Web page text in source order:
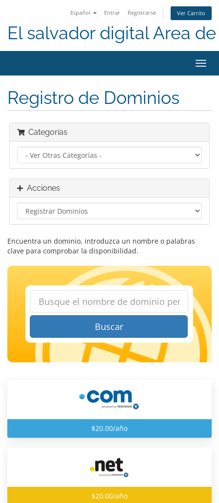
Español Entrar Registrarse Ver Carrito
El salvador digital Area
Registro de Dominios
Categorías
Acciones
Encuentra un dominio, introduzca un nombre o palabras
clave para comprobar la disponibilidad.
Buscar
$20.00/año
$20.00/año